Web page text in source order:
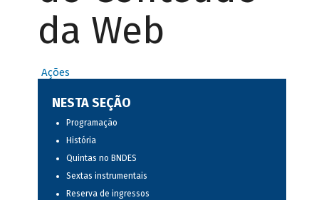
da Web
Ações
NESTA SEÇÃO
Programação
História
Quintas no BNDES
Sextas instrumentais
Reserva de ingressos